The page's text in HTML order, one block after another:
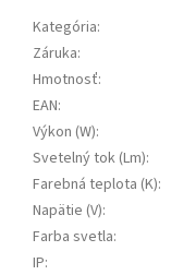
Kategória:
Záruka:
Hmotnosť:
EAN:
Výkon (W):
Svetelný tok (Lm):
Farebná teplota (K):
Napätie (V):
Farba svetla:
IP: